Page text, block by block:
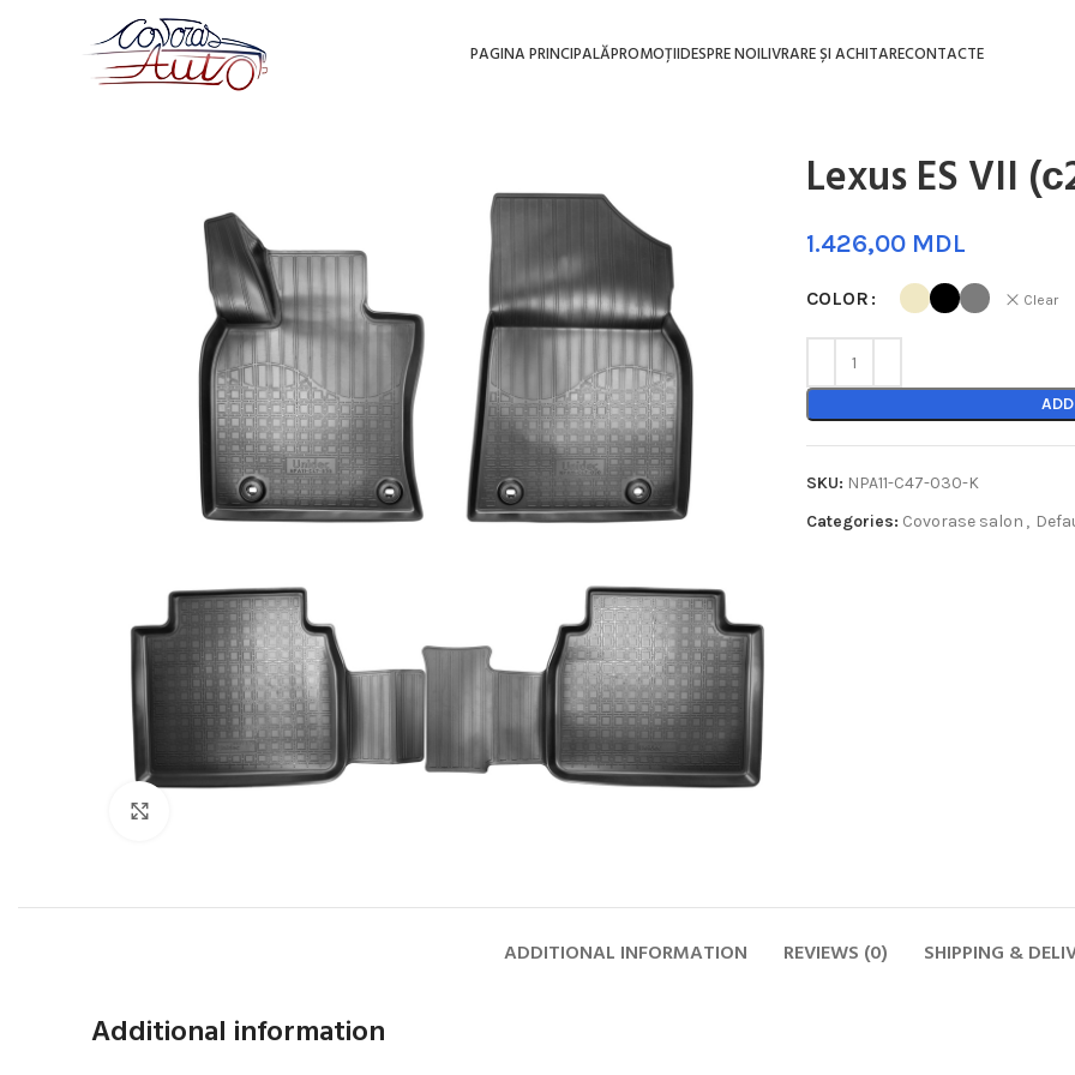
PAGINA PRINCIPALĂPROMOȚIIDESPRE NOILIVRARE ȘI ACHITARECONTACTE
Lexus ES VII
MDL
COLOR Clear
SKU: NPA11-C47-030-K
Categories: Covorase salon ,
ADDITIONAL INFORMATION REVIEWS (0) SHIPPING &
Additional information